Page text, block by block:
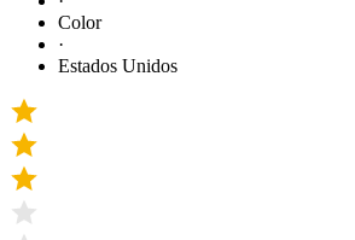
Color
·
Estados Unidos